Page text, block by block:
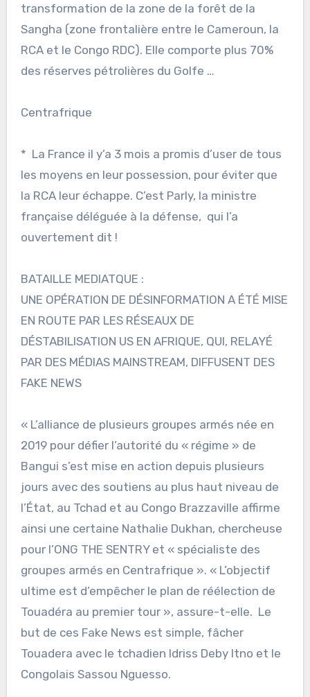
transformation de la zone de la forêt de la
Sangha (zone frontalière entre le Cameroun, la
RCA et le Congo RDC). Elle comporte plus 70%
des réserves pétrolières du Golfe …
Centrafrique
* La France il y’a 3 mois a promis d’user de tous
les moyens en leur possession, pour éviter que
la RCA leur échappe. C’est Parly, la ministre
française déléguée à la défense, qui l’a
ouvertement dit !
BATAILLE MEDIATQUE :
UNE OPÉRATION DE DÉSINFORMATION A ÉTÉ MISE
EN ROUTE PAR LES RÉSEAUX DE
DÉSTABILISATION US EN AFRIQUE, QUI, RELAYÉ
PAR DES MÉDIAS MAINSTREAM, DIFFUSENT DES
FAKE NEWS
« L’alliance de plusieurs groupes armés née en
2019 pour défier l’autorité du « régime » de
Bangui s’est mise en action depuis plusieurs
jours avec des soutiens au plus haut niveau de
l’État, au Tchad et au Congo Brazzaville affirme
ainsi une certaine Nathalie Dukhan, chercheuse
pour l’ONG THE SENTRY et « spécialiste des
groupes armés en Centrafrique ». « L’objectif
ultime est d’empêcher le plan de réélection de
Touadéra au premier tour », assure-t-elle. Le
but de ces Fake News est simple, fâcher
Touadera avec le tchadien Idriss Deby Itno et le
Congolais Sassou Nguesso.